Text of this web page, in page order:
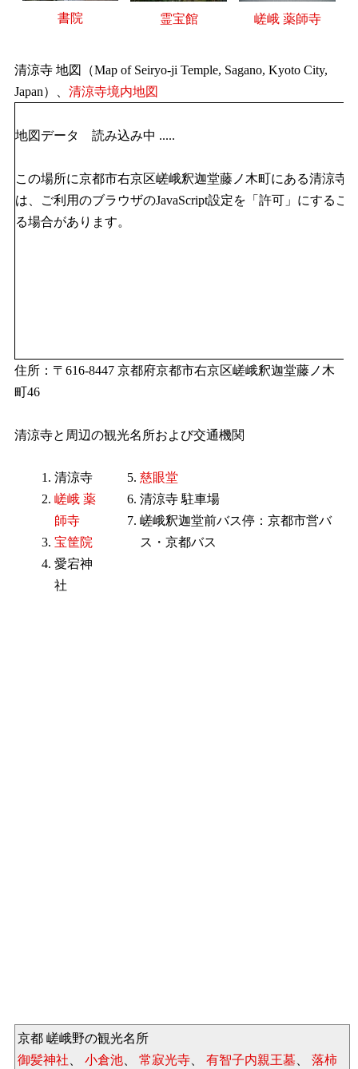
書院 霊宝館 嵯峨 薬師寺
清涼寺 地図（Map of Seiryo-ji Temple, Sagano, Kyoto City,
Japan）、 清涼寺境内地図
地図データ 読み込み中 .....
この場所に京都市右京区嵯峨釈迦堂藤ノ木町にある清涼寺
は、ご利用のブラウザのJavaScript設定を「許可」にするこ
る場合があります。
住所：〒616-8447 京都府京都市右京区嵯峨釈迦堂藤ノ木
町46
清涼寺と周辺の観光名所および交通機関
清涼寺
嵯峨 薬
師寺
宝筐院
愛宕神
社
慈眼堂
清涼寺 駐車場
嵯峨釈迦堂前バス停：京都市営バ
ス・京都バス
京都 嵯峨野の観光名所
御髪神社
小倉池 常寂光寺 有智子内親王墓 落柿